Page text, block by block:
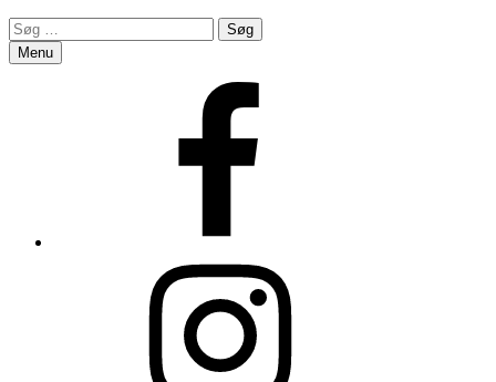
Search
Søg
efter:
Menu